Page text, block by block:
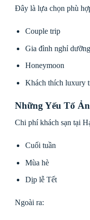
Đây là lựa chọn phù
Couple trip
Gia đình nghỉ dưỡng
Honeymoon
Khách thích luxury
Những Yếu Tố
Chi phí khách sạn tại
Cuối tuần
Mùa hè
Dịp lễ Tết
Ngoài ra: